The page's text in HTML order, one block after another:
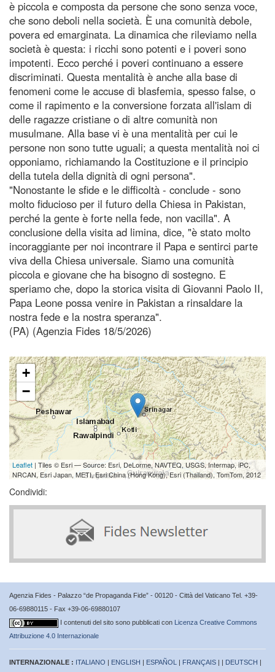
è piccola e composta da persone che sono senza voce,
che sono deboli nella società. È una comunità debole,
povera ed emarginata. La dinamica che rileviamo nella
società è questa: i ricchi sono potenti e i poveri sono
impotenti. Ecco perché i poveri continuano a essere
discriminati. Questa mentalità è anche alla base di
fenomeni come le accuse di blasfemia, spesso false, o
come il rapimento e la conversione forzata all'islam di
delle ragazze cristiane o di altre comunità non
musulmane. Alla base vi è una mentalità per cui le
persone non sono tutte uguali; a questa mentalità noi ci
opponiamo, richiamando la Costituzione e il principio
della tutela della dignità di ogni persona".
"Nonostante le sfide e le difficoltà - conclude - sono
molto fiducioso per il futuro della Chiesa in Pakistan,
perché la gente è forte nella fede, non vacilla". A
conclusione della visita ad limina, dice, "è stato molto
incoraggiante per noi incontrare il Papa e sentirci parte
viva della Chiesa universale. Siamo una comunità
piccola e giovane che ha bisogno di sostegno. E
speriamo che, dopo la storica visita di Giovanni Paolo II,
Papa Leone possa venire in Pakistan a rinsaldare la
nostra fede e la nostra speranza".
(PA) (Agenzia Fides 18/5/2026)
+
−
Leaflet | Tiles © Esri — Source: Esri, DeLorme, NAVTEQ, USGS, Intermap, iPC,
NRCAN, Esri Japan, METI, Esri China (Hong Kong), Esri (Thailand), TomTom, 2012
Condividi:
Agenzia Fides - Palazzo “de Propaganda Fide” - 00120 - Città del Vaticano Tel. +39-
06-69880115 - Fax +39-06-69880107
I contenuti del sito sono pubblicati con Licenza Creative Commons
Attribuzione 4.0 Internazionale
INTERNAZIONALE : ITALIANO | ENGLISH | ESPAÑOL | FRANÇAIS | | DEUTSCH |